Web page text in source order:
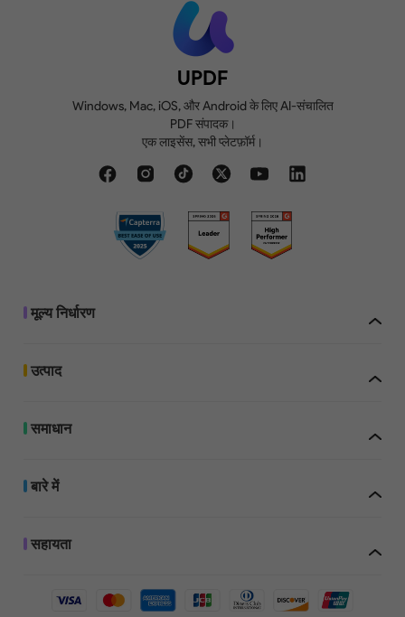
39.99 / वर्ष
UPDF
Windows, Mac, iOS, और Android के लिए AI-संचालित
PDF संपादक।
एक लाइसेंस, सभी प्लेटफ़ॉर्म।
मूल्य निर्धारण
उत्पाद
समाधान
बारे में
सहायता